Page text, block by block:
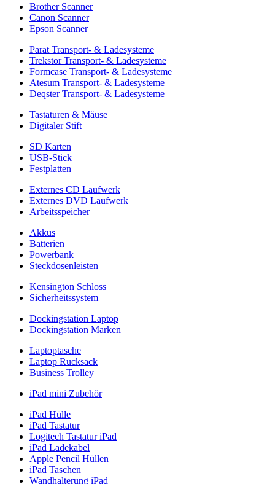
Brother Scanner
Canon Scanner
Epson Scanner
Parat Transport- & Ladesysteme
Trekstor Transport- & Ladesysteme
Formcase Transport- & Ladesysteme
Atesum Transport- & Ladesysteme
Deqster Transport- & Ladesysteme
Tastaturen & Mäuse
Digitaler Stift
SD Karten
USB-Stick
Festplatten
Externes CD Laufwerk
Externes DVD Laufwerk
Arbeitsspeicher
Akkus
Batterien
Powerbank
Steckdosenleisten
Kensington Schloss
Sicherheitssystem
Dockingstation Laptop
Dockingstation Marken
Laptoptasche
Laptop Rucksack
Business Trolley
iPad mini Zubehör
iPad Hülle
iPad Tastatur
Logitech Tastatur iPad
iPad Ladekabel
Apple Pencil Hüllen
iPad Taschen
Wandhalterung iPad